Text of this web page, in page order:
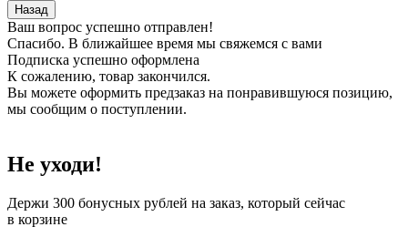
Назад
Ваш вопрос успешно отправлен!
Спасибо. В ближайшее время мы свяжемся с вами
Подписка успешно оформлена
К сожалению, товар закончился.
Вы можете оформить предзаказ на понравившуюся позицию,
мы сообщим о поступлении.
Не уходи!
Держи 300 бонусных рублей на заказ, который сейчас
в корзине